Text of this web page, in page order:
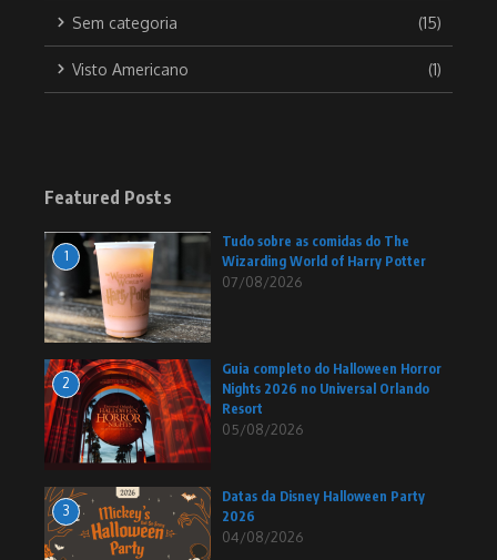
Sem categoria (15)
Visto Americano (1)
Featured Posts
1
Tudo sobre as comidas do The
Wizarding World of Harry Potter
07/08/2026
2
Guia completo do Halloween Horror
Nights 2026 no Universal Orlando
Resort
05/08/2026
3
Datas da Disney Halloween Party
2026
04/08/2026